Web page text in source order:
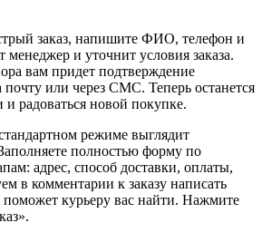
заказ, напишите ФИО, телефон и
менеджер и уточнит условия заказа.
вам придет подтверждение
почту или через СМС. Теперь останется
и радоваться новой покупке.
режиме выглядит
полностью форму по
адрес, способ доставки, оплаты,
в комментарии к заказу написать
курьеру вас найти. Нажмите